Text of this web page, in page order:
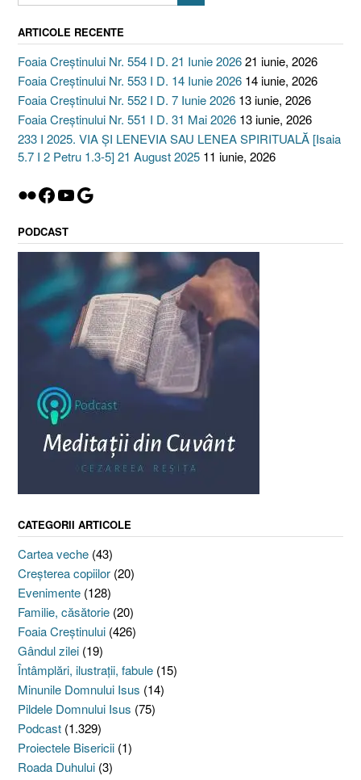
ARTICOLE RECENTE
Foaia Creștinului Nr. 554 I D. 21 Iunie 202621 iunie, 2026
Foaia Creștinului Nr. 553 I D. 14 Iunie 2026 14 iunie, 2026
Foaia Creștinului Nr. 552 I D. 7 Iunie 2026 13 iunie, 2026
Foaia Creștinului Nr. 551 I D. 31 Mai 2026 13 iunie, 2026
233 I 2025. VIA ȘI LENEVIA SAU LENEA SPIRITUALĂ [Isaia
5.7 I 2 Petru 1.3-5] 21 August 2025 11 iunie, 2026
Flickr
Facebook
YouTube
Google
PODCAST
CATEGORII ARTICOLE
Cartea veche (43)
Creşterea copiilor (20)
Evenimente (128)
Familie, căsătorie (20)
Foaia Creştinului (426)
Gândul zilei (19)
Întâmplări, ilustraţii, fabule (15)
Minunile Domnului Isus (14)
Pildele Domnului Isus (75)
Podcast (1.329)
Proiectele Bisericii (1)
Roada Duhului (3)